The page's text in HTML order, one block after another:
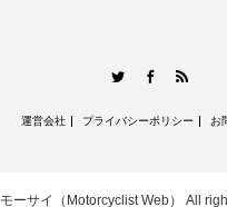
Twitter
運営会社 プライバシーポリシー お
モーサイ（Motorcyclist Web） All